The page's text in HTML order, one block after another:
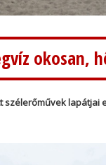
okosan,
lapátjai